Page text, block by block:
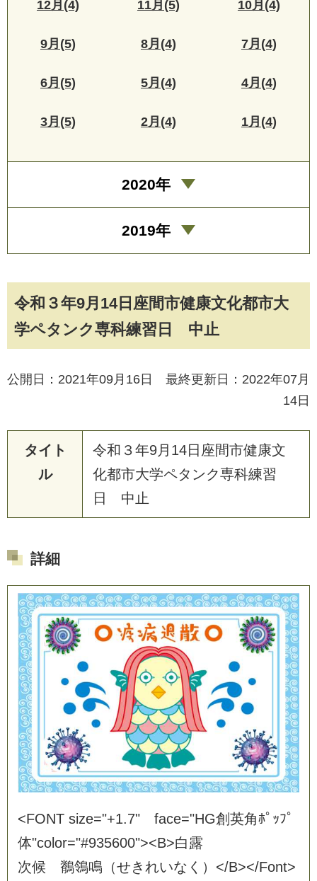
令和３年9月14日座間市健康文化都市大
学ペタンク専科練習日 中止
公開日：2021年09月16日 最終更新日：2022年07月
14日
タイト
ル
令和３年9月14日座間市健康文
化都市大学ペタンク専科練習
日 中止
詳細
<FONT size="+1.7" face="HG創英角ﾎﾟ ｯﾌﾟ
体"coor="#935600"><B>白露
次候 鶺鴒鳴 （せき れいな く ） </B></Font>
12月(4) 11月(5) 10月(4)
9月(5) 8月(4) 7月(4)
6月(5) 5月(4) 4月(4)
3月(5) 2月(4) 1月(4)
2020年
2019年